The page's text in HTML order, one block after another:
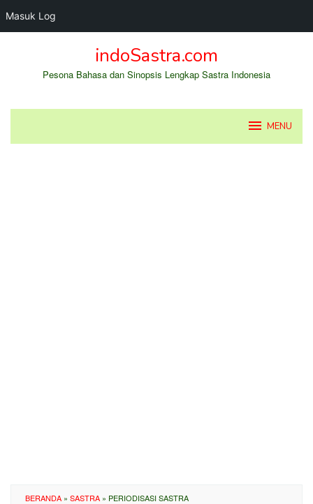
Masuk Log
indoSastra.com
Pesona Bahasa dan Sinopsis Lengkap Sastra Indonesia
MENU
BERANDA » SASTRA » PERIODISASI SASTRA